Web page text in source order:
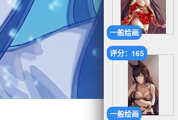
一般绘画
一般绘画
评分：165